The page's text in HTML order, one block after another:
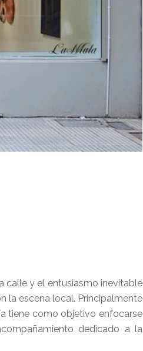
calle y el entusiasmo inevitable
la escena local. Principalmente
tiene como objetivo enfocarse
dedicado a la